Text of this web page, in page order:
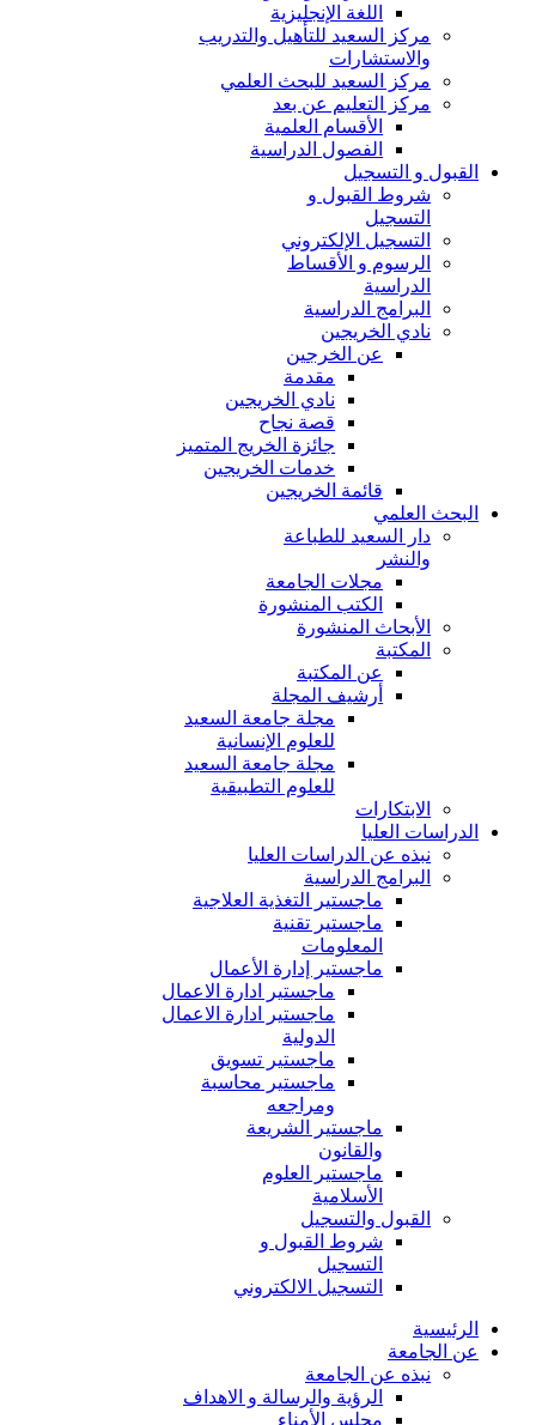
اللغة الإنجليزية
مركز السعيد للتأهيل والتدريب
والاستشارات
مركز السعيد للبحث العلمي
مركز التعليم عن بعد
الأقسام العلمية
الفصول الدراسية
القبول و التسجيل
شروط القبول و
التسجيل
التسجيل الإلكتروني
الرسوم و الأقساط
الدراسية
البرامج الدراسية
نادي الخريجين
عن الخرجين
مقدمة
نادي الخريجين
قصة نجاح
جائزة الخريج المتميز
خدمات الخريجين
قائمة الخريجين
البحث العلمي
دار السعيد للطباعة
والنشر
مجلات الجامعة
الكتب المنشورة
الأبحاث المنشورة
المكتبة
عن المكتبة
أرشيف المجلة
مجلة جامعة السعيد
للعلوم الإنسانية
مجلة جامعة السعيد
للعلوم التطبيقية
الابتكارات
الدراسات العليا
نبذه عن الدراسات العليا
البرامج الدراسية
ماجستير التغذية العلاجية
ماجستير تقنية
المعلومات
ماجستير إدارة الأعمال
ماجستير ادارة الاعمال
ماجستير ادارة الاعمال
الدولية
ماجستير تسويق
ماجستير محاسبة
ومراجعه
ماجستير الشريعة
والقانون
ماجستير العلوم
الأسلامية
القبول والتسجيل
شروط القبول و
التسجيل
التسجيل الالكتروني
الرئيسية
عن الجامعة
نبذه عن الجامعة
الرؤية والرسالة و الاهداف
مجلس الأمناء